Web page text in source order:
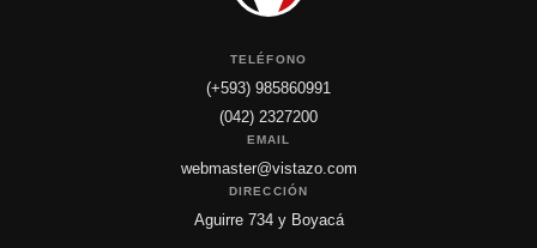
TELÉFONO
(+593) 985860991
(042) 2327200
EMAIL
webmaster@vistazo.com
DIRECCIÓN
Aguirre 734 y Boyacá